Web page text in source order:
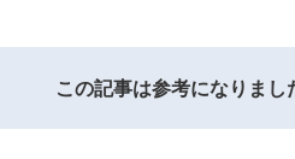
この記事は参考になりまし